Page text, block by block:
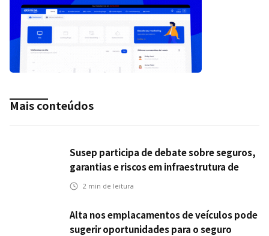
Mais conteúdos
Susep participa de debate sobre seguros,
garantias e riscos em infraestrutura de
transportes
2 min de leitura
Alta nos emplacamentos de veículos pode
sugerir oportunidades para o seguro